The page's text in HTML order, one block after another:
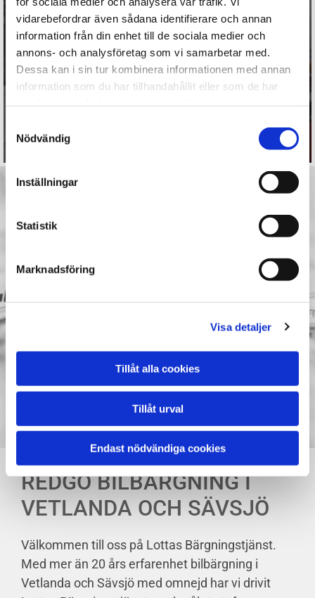
vidarebefordrar även sådana identifierare och annan
information från din enhet till de sociala medier och
annons- och analysföretag som vi samarbetar med.
Dessa kan i sin tur kombinera informationen med annan
information som du har tillhandahållit eller som de har
Nödvändig
Inställningar
Statistik
Marknadsföring
Visa detaljer
Tillåt alla cookies
Tillåt urval
Endast nödvändiga cookies
REDGO TRANSPORT
LÄS MER
REDGO BILBÄRGNING I
VETLANDA OCH SÄVSJÖ
Välkommen till oss på Lottas Bärgningstjänst.
Med mer än 20 års erfarenhet bilbärgning i
Vetlanda och Sävsjö med omnejd har vi drivit